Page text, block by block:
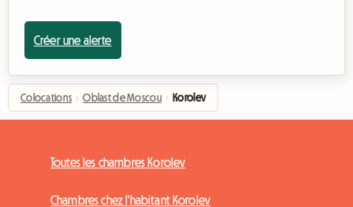
Créer une alerte
Colocations › Oblast de Moscou › Korolev
Toutes les chambres Korolev
Chambres chez l'habitant Korolev